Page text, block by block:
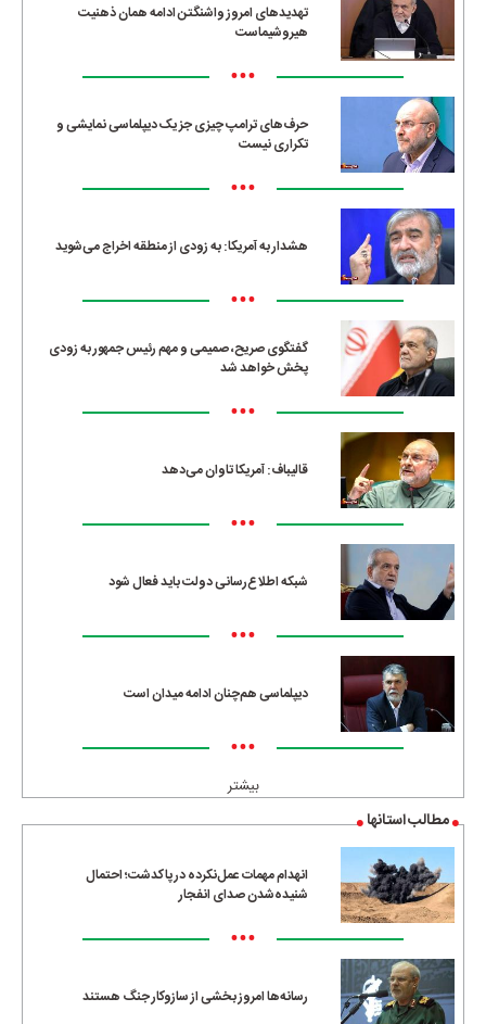
تهدیدهای امروز واشنگتن ادامه همان ذهنیت
هیروشیماست
•••
حرف‌های ترامپ چیزی جز یک دیپلماسی نمایشی و
تکراری نیست
•••
هشدار به آمریکا: به زودی از منطقه اخراج می‌شوید
•••
گفتگوی صریح، صمیمی و مهم رئیس جمهور به زودی
پخش خواهد شد
•••
قالیباف: آمریکا تاوان می‌دهد
•••
شبکه اطلاع‌رسانی دولت باید فعال شود
•••
دیپلماسی هم‌چنان ادامه میدان است
•••
بیشتر
مطالب استانها
انهدام مهمات عمل‌نکرده در پاکدشت؛ احتمال
شنیده‌شدن صدای انفجار
•••
رسانه‌ها امروز بخشی از سازوکار جنگ هستند